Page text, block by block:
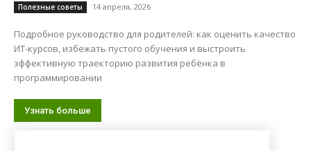
Полезные советы 14 апреля, 2026
Подробное руководство для родителей: как оценить качество
ИТ-курсов, избежать пустого обучения и выстроить
эффективную траекторию развития ребёнка в
программировании
Узнать больше